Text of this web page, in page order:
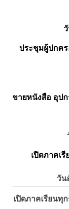
ประชุมผู้ปกคร
ขายหนังสือ อุปก
เปิดภาคเ
วัน
เปิดภาคเรียนทุ